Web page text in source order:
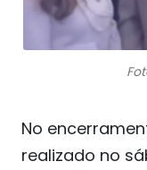
No
realizado no